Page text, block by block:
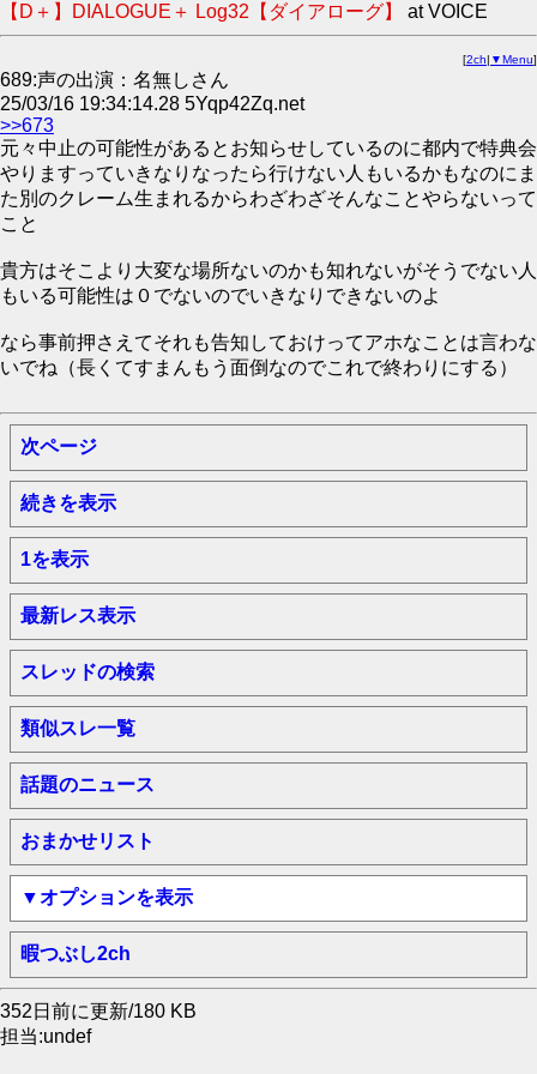
【D＋】DIALOGUE＋ Log32【ダイアローグ】 at VOICE
[2ch| ▼Menu]
689:声の出演：名無しさん
25/03/16 19:34:14.28 5Yqp42Zq.net
>>673
元々中止の可能性があるとお知らせしているのに都内で特典会
やりますっていきなりなったら行けない人もいるかもなのにま
た別のクレーム生まれるからわざわざそんなことやらないって
こと
貴方はそこより大変な場所ないのかも知れないがそうでない人
もいる可能性は０でないのでいきなりできないのよ
なら事前押さえてそれも告知しておけってアホなことは言わな
いでね（長くてすまんもう面倒なのでこれで終わりにする）
次ページ
続きを表示
1を表示
最新レス表示
スレッドの検索
類似スレ一覧
話題のニュース
おまかせリスト
▼オプションを表示
暇つぶし2ch
352日前に更新/180 KB
担当:undef